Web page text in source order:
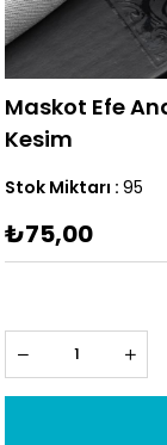
Maskot Efe
Kesim
Stok Miktarı : 95
₺75,00